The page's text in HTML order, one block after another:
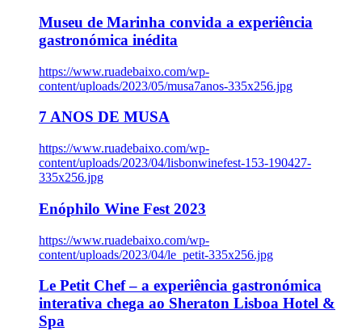
Museu de Marinha convida a experiência
gastronómica inédita
https://www.ruadebaixo.com/wp-
content/uploads/2023/05/musa7anos-335x256.jpg
7 ANOS DE MUSA
https://www.ruadebaixo.com/wp-
content/uploads/2023/04/lisbonwinefest-153-190427-
335x256.jpg
Enóphilo Wine Fest 2023
https://www.ruadebaixo.com/wp-
content/uploads/2023/04/le_petit-335x256.jpg
Le Petit Chef – a experiência gastronómica
interativa chega ao Sheraton Lisboa Hotel &
Spa